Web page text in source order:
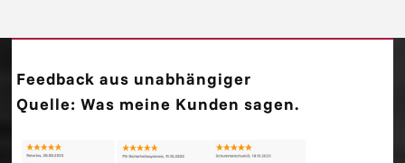
Feedback aus unabhängiger
Quelle: Was meine Kunden sagen.